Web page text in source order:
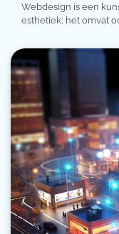
Webdesign is een
esthetiek; het omvat